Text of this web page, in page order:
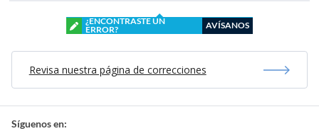
¿ENCONTRASTE UN
ERROR?
AVÍSANOS
Revisa nuestra página de correcciones
Síguenos en: